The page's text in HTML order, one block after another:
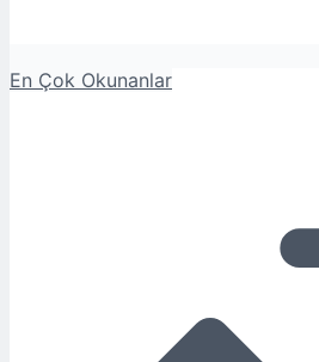
En Çok Okunanlar